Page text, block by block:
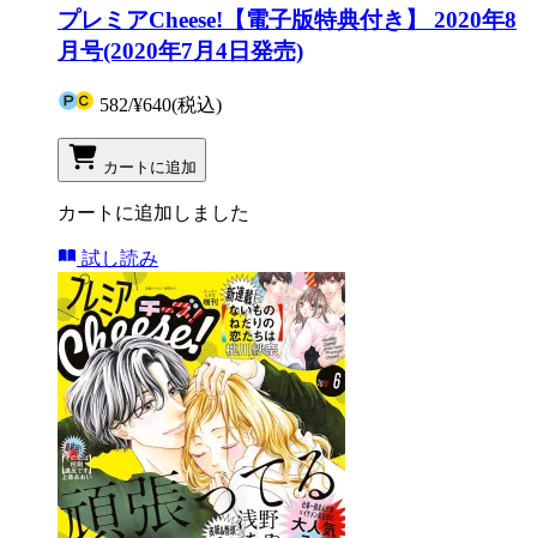
プレミアCheese!【電子版特典付き】 2020年8
月号(2020年7月4日発売)
582/¥640(税込)
カートに追加
カートに追加しました
試し読み